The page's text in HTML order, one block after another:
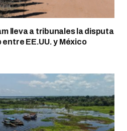
lleva a tribunales la disputa
EE.UU. y México